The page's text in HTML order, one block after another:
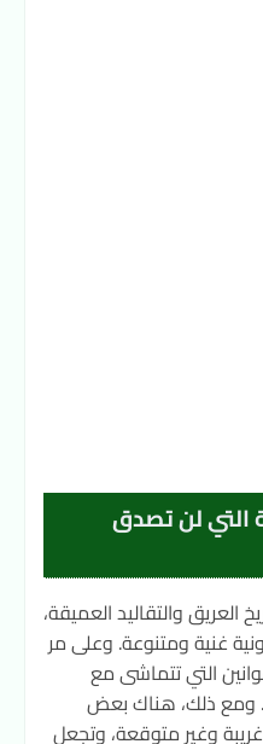
التي لن تصدق
العريق والتقاليد العميقة،
غنية ومتنوعة. وعلى مر
التي تتماشى مع
ومع ذلك، هناك بعض
غريبة وغير متوقعة، وتجعل